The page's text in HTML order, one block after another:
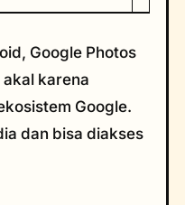
Google Photos
karena
Google.
dan bisa diakses